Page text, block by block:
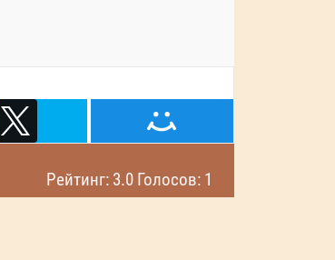
Рейтинг: 3.0 Голосов: 1